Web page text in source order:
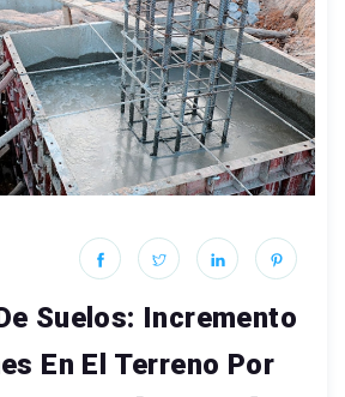
Suelos: Incremento
En El Terreno Por